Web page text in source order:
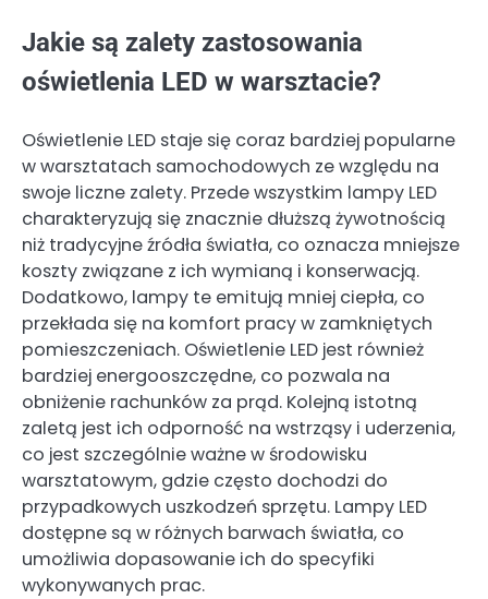
Jakie są zalety zastosowania
oświetlenia LED w warsztacie?
Oświetlenie LED staje się coraz bardziej popularne
w warsztatach samochodowych ze względu na
swoje liczne zalety. Przede wszystkim lampy LED
charakteryzują się znacznie dłuższą żywotnością
niż tradycyjne źródła światła, co oznacza mniejsze
koszty związane z ich wymianą i konserwacją.
Dodatkowo, lampy te emitują mniej ciepła, co
przekłada się na komfort pracy w zamkniętych
pomieszczeniach. Oświetlenie LED jest również
bardziej energooszczędne, co pozwala na
obniżenie rachunków za prąd. Kolejną istotną
zaletą jest ich odporność na wstrząsy i uderzenia,
co jest szczególnie ważne w środowisku
warsztatowym, gdzie często dochodzi do
przypadkowych uszkodzeń sprzętu. Lampy LED
dostępne są w różnych barwach światła, co
umożliwia dopasowanie ich do specyfiki
wykonywanych prac.